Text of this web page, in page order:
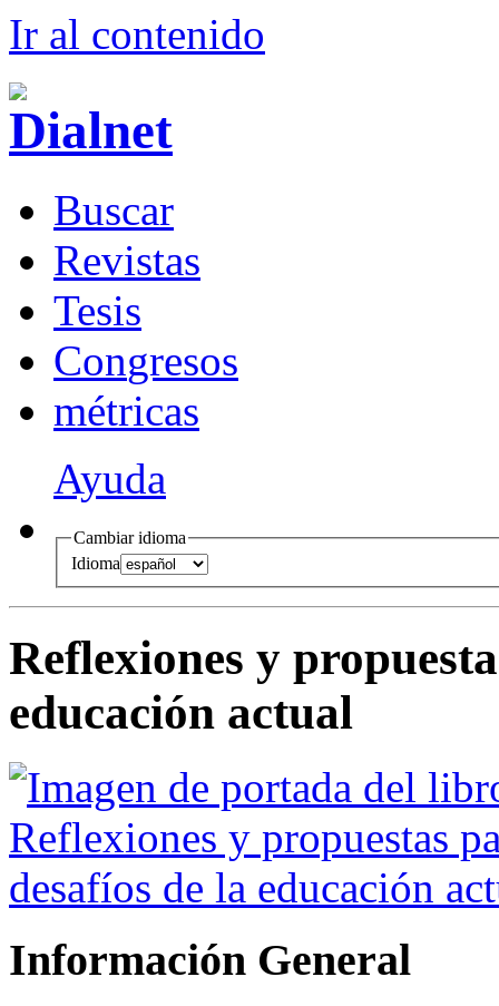
Ir al contenido
Buscar
Revistas
Tesis
Congresos
métricas
Ayuda
Cambiar idioma
Idioma
Reflexiones y
educación actual
Información General